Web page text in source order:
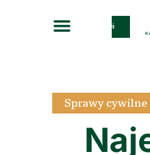
Zadzwoń
Sprawy